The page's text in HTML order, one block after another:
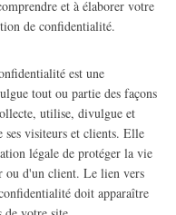
et à élaborer votre
de confidentialité.
est une
tout ou partie des façons
utilise, divulgue et
ses visiteurs et clients. Elle
légale de protéger la vie
ou d'un client. Le lien vers
doit apparaître